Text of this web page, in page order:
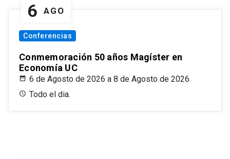
6 AGO
Conferencias
Conmemoración 50 años Magíster en
Economía UC
6 de Agosto de 2026 a 8 de Agosto de 2026
Todo el dia.